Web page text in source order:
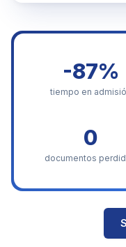
-87%
tiempo en
0
documentos